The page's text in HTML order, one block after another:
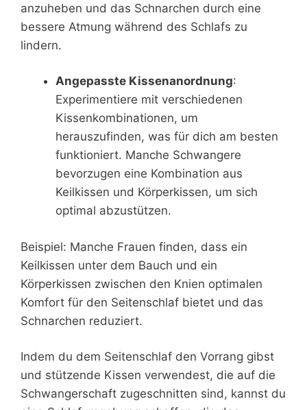
anzuheben und das Schnarchen durch eine
bessere Atmung während des Schlafs zu
lindern.
Angepasste Kissenanordnung:
Experimentiere mit verschiedenen
Kissenkombinationen, um
herauszufinden, was für dich am besten
funktioniert. Manche Schwangere
bevorzugen eine Kombination aus
Keilkissen und Körperkissen, um sich
optimal abzustützen.
Beispiel: Manche Frauen finden, dass ein
Keilkissen unter dem Bauch und ein
Körperkissen zwischen den Knien optimalen
Komfort für den Seitenschlaf bietet und das
Schnarchen reduziert.
Indem du dem Seitenschlaf den Vorrang gibst
und stützende Kissen verwendest, die auf die
Schwangerschaft zugeschnitten sind, kannst du